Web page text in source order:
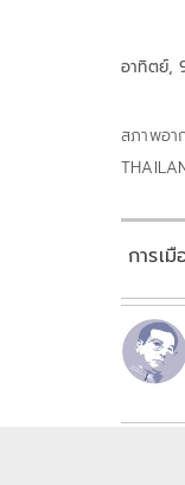
อาทิตย์,
สภาพอา
การเ